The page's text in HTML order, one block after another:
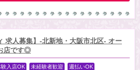
求人募集】-北新地・大阪市北区- オー
店です◎
験入店OK 未経験者歓迎
週払いOK